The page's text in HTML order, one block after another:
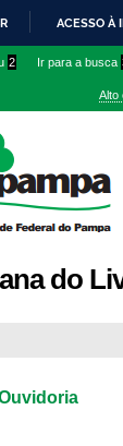
IR
O
ACESSO À
2 Ir para a busca
Alto
do